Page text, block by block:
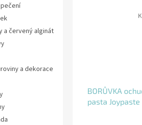
a červený alginát
a dekorace
BORŮVKA
pasta Joypaste